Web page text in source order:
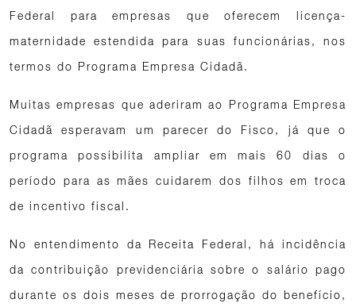
Federal para empresas que oferecem licença-
maternidade estendida para suas funcionárias, nos
termos do Programa Empresa Cidadã.
Muitas empresas que aderiram ao Programa Empresa
Cidadã esperavam um parecer do Fisco, já que o
programa possibilita ampliar em mais 60 dias o
período para as mães cuidarem dos filhos em troca
de incentivo fiscal.
No entendimento da Receita Federal, há incidência
da contribuição previdenciária sobre o salário pago
durante os dois meses de prorrogação do benefício,